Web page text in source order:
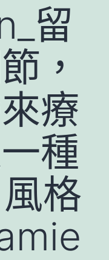
留
，
療
種
格